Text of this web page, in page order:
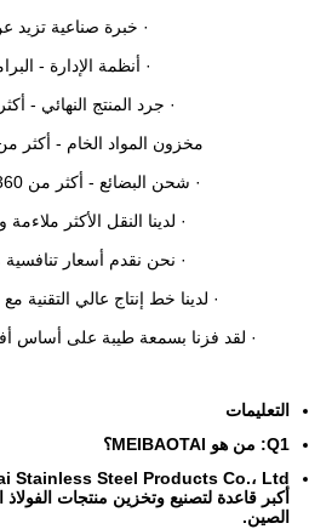
· خبرة صناعية تزيد عن 20
· أنظمة الإدارة -
· جرد المنتج النهائي - أكثر من
مخزون المواد الخام - أكثر من 800 طن
· شحن البضائع - أكثر من 360 دولة حول العالم.
· لدينا النقل الأكثر
· نحن نقدم أسعار
· لدينا خط إنتاج عالي التقنية
· لقد فزنا بسمعة طيبة على أساس
التعليمات
Q1: من هو MEIBAOTAI؟
أكبر قاعدة لتصنيع وتخزين منتجات
الصين.